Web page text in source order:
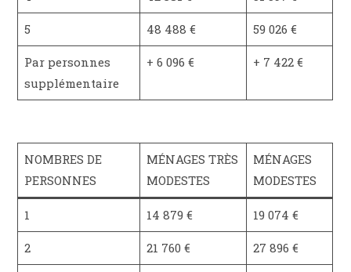
5 48 488 € 59 026 €
Par personnes
supplémentaire
+ 6 096 € + 7 422 €
NOMBRES DE
PERSONNES
MÉNAGES TRÈS
MODESTES
MÉNAGES
MODESTES
1 14 879 € 19 074 €
2 21 760 € 27 896 €